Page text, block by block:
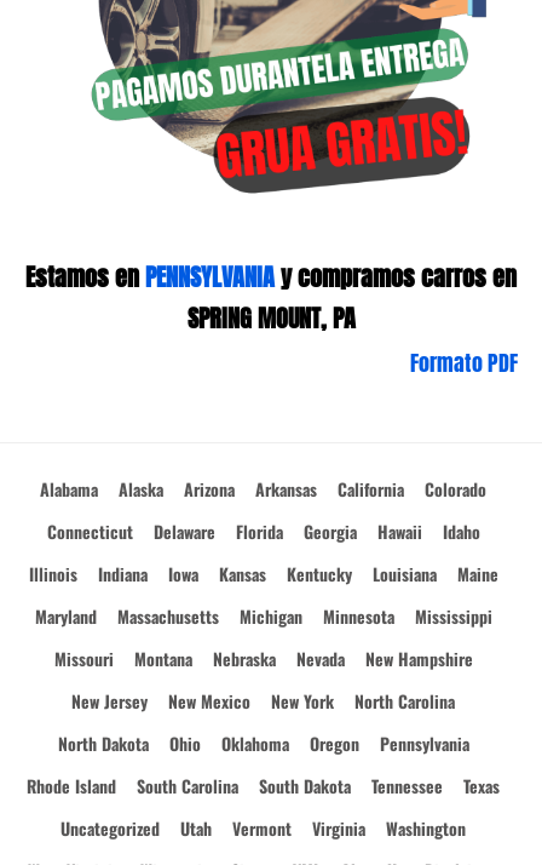
Estamos enPENNSYLVANIAy compramos carros en
SPRING MOUNT, PA
Formato PDF
Alabama Alaska Arizona Arkansas California
Colorado
Connecticut
Delaware Florida Georgia Hawaii
Idaho
Illinois
Indiana Iowa Kansas Kentucky Louisiana
Maine
Maryland
Massachusetts Michigan Minnesota
Mississippi
Missouri
Montana Nebraska Nevada
New Hampshire
New Jersey
New Mexico New York
North Carolina
North Dakota
Ohio Oklahoma Oregon
Pennsylvania
Rhode Island
South Carolina South Dakota Tennessee
Texas
Uncategorized
Utah Vermont Virginia
Washington